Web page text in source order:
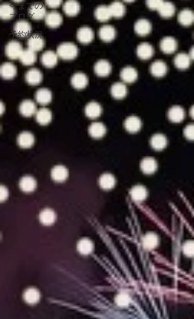
今までの
ブログ
予約状況